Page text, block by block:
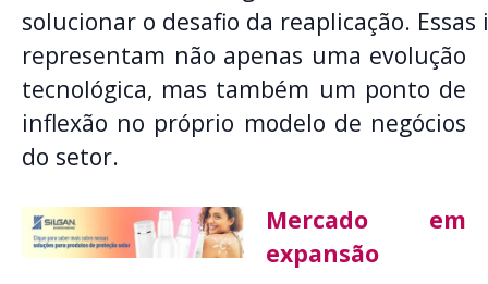
solucionar o desafio da reaplicação. Essas
representam não apenas uma evolução
tecnológica, mas também um ponto de
inflexão no próprio modelo de negócios
do setor.
Mercado em
expansão